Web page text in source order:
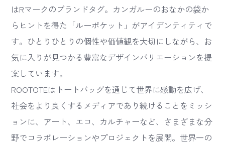
はRマークのブランドタグ。カンガルーのおなかの袋か
らヒントを得た「ルーポケット」がアイデンティティで
す。ひとりひとりの個性や価値観を大切にしながら、お
気に入りが見つかる豊富なデザインバリエーションを提
案しています。
ROOTOTEはトートバッグを通じて世界に感動を広げ、
社会をより良くするメディアであり続けることをミッシ
ョンに、アート、エコ、カルチャーなど、さまざまな分
野でコラボレーションやプロジェクトを展開。世界一の